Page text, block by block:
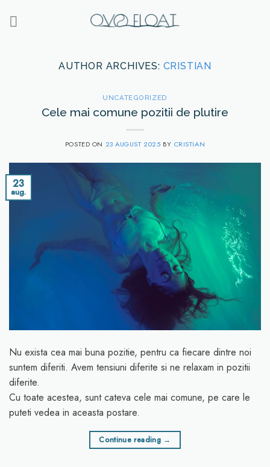
AUTHOR ARCHIVES: CRISTIAN
UNCATEGORIZED
Cele mai comune pozitii de plutire
POSTED ON 23 AUGUST 2025 BY CRISTIAN
23
aug.
Nu exista cea mai buna pozitie, pentru ca fiecare dintre noi
suntem diferiti. Avem tensiuni diferite si ne relaxam in pozitii
diferite.
Cu toate acestea, sunt cateva cele mai comune, pe care le
puteti vedea in aceasta postare.
Continue reading →